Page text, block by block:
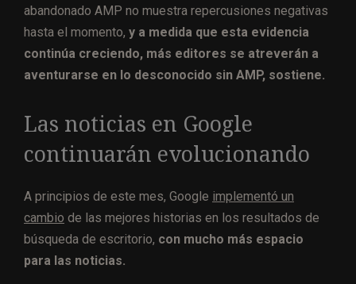
abandonado AMP no muestra repercusiones negativas
hasta el momento, y a medida que esta evidencia
continúa creciendo, más editores se atreverán a
aventurarse en lo desconocido sin AMP, sostiene.
Las noticias en Google
continuarán evolucionando
A principios de este mes, Google implementó un
cambio de las mejores historias en los resultados de
búsqueda de escritorio, con mucho más espacio
para las noticias.